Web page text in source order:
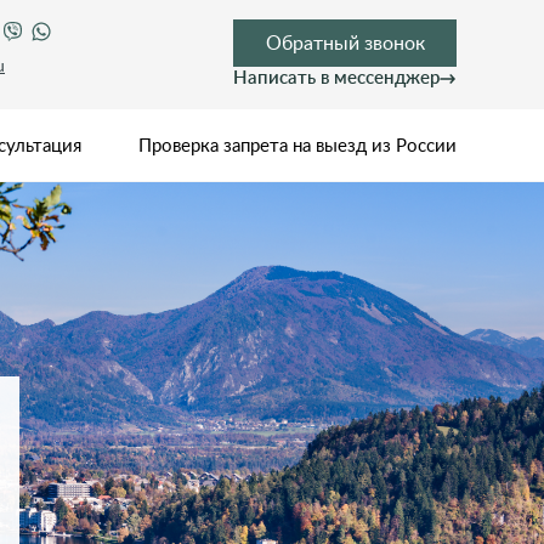
Обратный звонок
Написать в мессенджер
Проверка запрета на выезд из России